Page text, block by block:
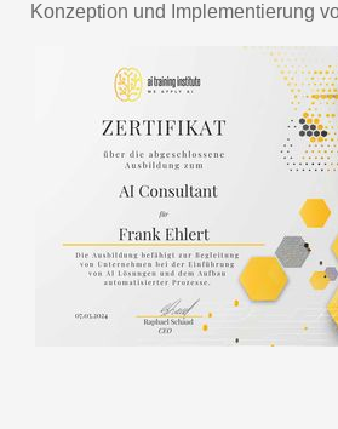
Konzeption und Implementierung